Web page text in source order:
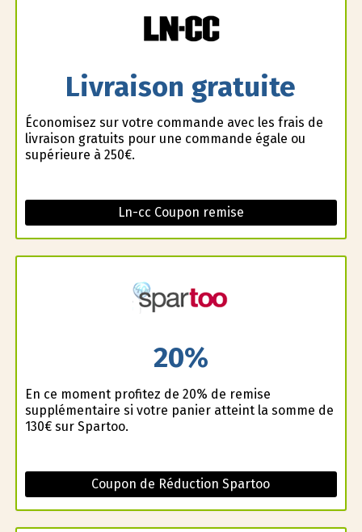
Livraison gratuite
Économisez sur votre commande avec les frais de
livraison gratuits pour une commande égale ou
supérieure à 250€.
Ln-cc Coupon remise
20%
En ce moment profitez de 20% de remise
supplémentaire si votre panier atteint la somme de
130€ sur Spartoo.
Coupon de Réduction Spartoo